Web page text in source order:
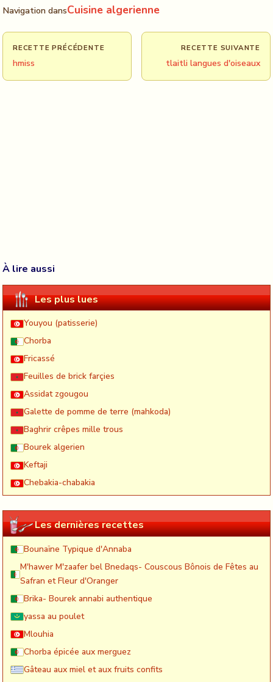
Navigation dansCuisine algerienne
RECETTE PRÉCÉDENTE
hmiss
RECETTE SUIVANTE
tlaitli langues d'oiseaux
À lire aussi
Les plus lues
Youyou (patisserie)
Chorba
Fricassé
Feuilles de brick farçies
Assidat zgougou
Galette de pomme de terre (mahkoda)
Baghrir crêpes mille trous
Bourek algerien
Keftaji
Chebakia-chabakia
Les dernières recettes
Bounaïne Typique d'Annaba
M'hawer M'zaafer bel Bnedaqs- Couscous Bônois de Fêtes au
Safran et Fleur d'Oranger
Brika- Bourek annabi authentique
yassa au poulet
Mlouhia
Chorba épicée aux merguez
Gâteau aux miel et aux fruits confits